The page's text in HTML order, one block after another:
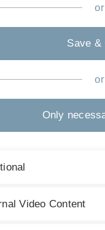
or
Save &
or
Only
Video Content